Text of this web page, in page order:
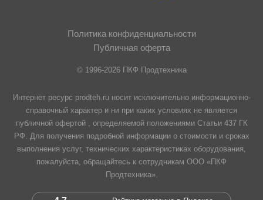
Политика конфиденциальности
Публичная оферта
© 1996-2026 ПКФ Продтехника
Интернет ресурс prodteh.ru носит исключительно информационно-
справочный характер и ни при каких условиях не является
публичной офертой , определяемой положениями Статьи 437 ГК
РФ. Для получения подробной информации о стоимости и сроках
выполнения услуг, технических характеристиках оборудования,
пожалуйста, обращайтесь к сотрудникам ООО «ПКФ
Продтехника».